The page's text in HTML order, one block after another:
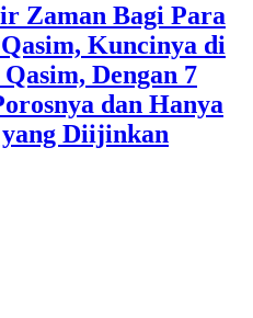
Zaman Bagi Para
Kuncinya di
Dengan 7
dan Hanya
Diijinkan